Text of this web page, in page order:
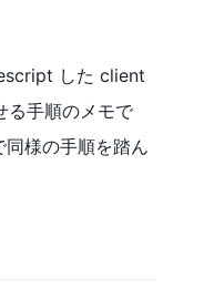
した client
る手順のメモで
様の手順を踏ん
。